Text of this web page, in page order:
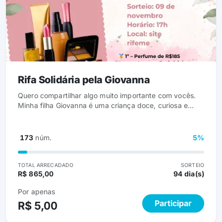
Rifa Solidária pela Giovanna
Quero compartilhar algo muito importante com vocês.
Minha filha Giovanna é uma criança doce, curiosa e
rotina intensa de terapias para ajudar no
psicóloga, neuropediatra, fonoaudióloga, terapeuta
ocupacional e neuropsicopedagoga. São atendimentos
essenciais para que ela evolua e ganhe mais qualidade
plano de saúde consome quase todo o meu salário e as
contas da casa começaram a atrasar. Por isso, criei
essa rifa solidária , com muito amor e esperança.
173 núm. 5%
TOTAL ARRECADADO
R$ 865,00
SORTEIO
94 dia(s)
Por apenas
R$ 5,00 Participar